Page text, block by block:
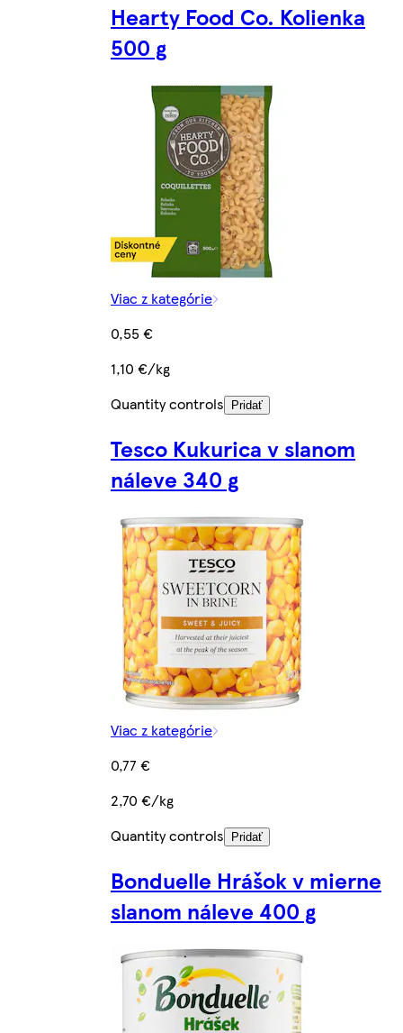
Hearty Food Co. Kolienka
500 g
Viac z kategórie
0,55 €
1,10 €/kg
Quantity controls
Pridať
Tesco Kukurica v slanom
náleve 340 g
Viac z kategórie
0,77 €
2,70 €/kg
Quantity controls
Pridať
Bonduelle Hrášok v mierne
slanom náleve 400 g